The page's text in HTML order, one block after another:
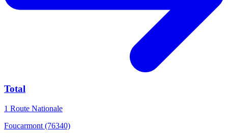
Total
1 Route Nationale
Foucarmont (76340)